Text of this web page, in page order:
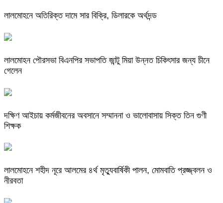
লালমোহনে অতিরিক্ত দামে সার বিক্রি, ডিলারকে অর্থদন্ড
লালমোহন পৌরসভা বিএনপির সভাপতি জান্টু মিয়া উন্নত চিকিৎসার জন্য চীনে
গেলেন
দক্ষিণ আইচায় কর্মজীবনের অবসানে সম্মাননা ও ভালোবাসায় সিক্ত তিন গুণী
শিক্ষক
লালমোহনে শহীদ নূরে আলমের ৪র্থ মৃত্যুবার্ষিকী পালন, মোমবাতি প্রজ্জ্বলন ও
নীরবতা